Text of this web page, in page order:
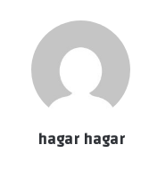
hagar hagar